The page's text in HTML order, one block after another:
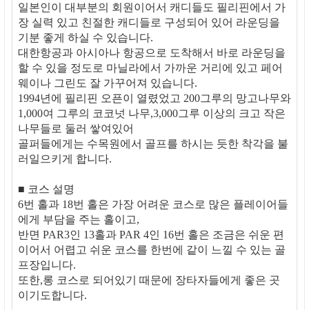
일본인이 대부분의 회원이어서 캐디들도 필리핀에서 가
장 실력 있고 친절한 캐디들로 구성되어 있어 라운딩을
기분 좋게 하실 수 있습니다.
대한항공과 아시아나 항공으로 도착해서 바로 라운딩을
할 수 있을 정도로 마닐라에서 가까운 거리에 있고 페어
웨이나 그린도 잘 가꾸어져 있습니다.
1994년에 필리핀 오픈이 열렸었고 200그루의 망고나무와
1,000여 그루의 코코넛 나무,3,000그루 이상의 크고 작은
나무들로 둘러 쌓여있어
골퍼들에게는 수목원에서 골프를 하시는 듯한 착각을 불
러일으키게 합니다.
■ 코스 설명
6번 홀과 18번 홀은 가장 어려운 코스로 많은 플레이어들
에게 부담을 주는 홀이고,
반면 PAR3인 13홀과 PAR 4인 16번 홀은 조금은 쉬운 편
이어서 어렵고 쉬운 코스를 한번에 같이 느낄 수 있는 골
프장입니다.
또한,롱 코스로 되어있기 때문에 장타자들에게 좋은 곳
이기도합니다.